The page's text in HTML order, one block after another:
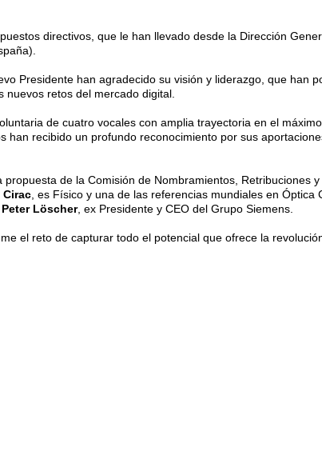
directivos, que le han llevado desde la Dirección
Presidente han agradecido su visión y liderazgo, que han
retos del mercado digital.
de cuatro vocales con amplia trayectoria en el
han recibido un profundo reconocimiento por sus
de la Comisión de Nombramientos, Retribuciones
Cirac , es Físico y una de las referencias mundiales en Óptica
Peter Löscher, ex Presidente y CEO del Grupo Siemens.
el reto de capturar todo el potencial que ofrece la